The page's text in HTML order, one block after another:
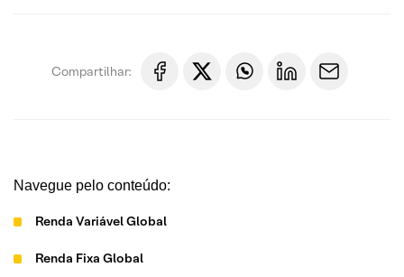
Compartilhar:
Navegue pelo conteúdo:
Renda Variável Global
Renda Fixa Global